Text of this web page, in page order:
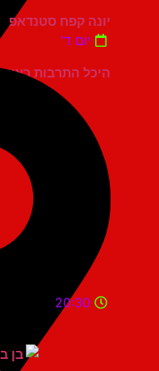
היכל התרבות ראשון לציון
יונה קפח סטנדאפ
יום ד'
20:30